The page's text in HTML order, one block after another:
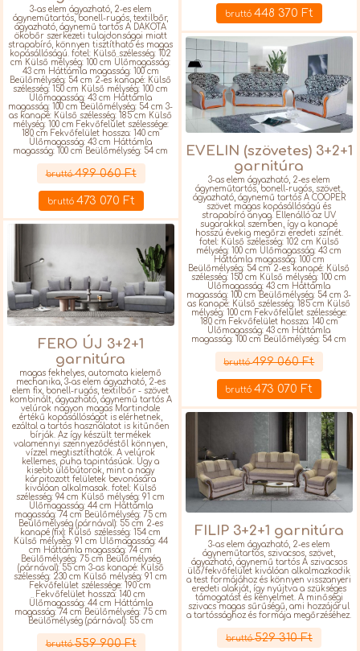
bruttó 448 370 Ft
3-as elem ágyazható, 2-es elem
ágyneműtartós, bonell-rugós, textilbőr,
ágyazható, ágynemű tartós A DAKOTA
ökobőr szerkezeti tulajdonságai miatt
strapabíró, könnyen tisztítható és magas
kopásállóságú. fotel: Külső szélesség: 102
cm Külső mélység: 100 cm Ülőmagasság:
43 cm Háttámla magasság: 100 cm
Beülőmélység: 54 cm 2-es kanapé: Külső
szélesség: 150 cm Külső mélység: 100 cm
Ülőmagasság: 43 cm Háttámla
magasság: 100 cm Beülőmélység: 54 cm 3-
as kanapé: Külső szélesség: 185 cm Külső
mélység: 100 cm Fekvőfelület szélessége:
180 cm Fekvőfelület hossza: 140 cm
Ülőmagasság: 43 cm Háttámla
magasság: 100 cm Beülőmélység: 54 cm
Részletek
bruttó499 060 Ft
bruttó 473 070 Ft
EVELIN (szövetes) 3+2+1
garnitúra
3-as elem ágyazható, 2-es elem
ágyneműtartós, bonell-rugós, szövet,
ágyazható, ágynemű tartós A COOPER
szövet magas kopásállóságú és
strapabíró anyag. Ellenálló az UV
sugarakkal szemben, így a kanapé
hosszú évekig megőrzi eredeti színét.
fotel: Külső szélesség: 102 cm Külső
mélység: 100 cm Ülőmagasság: 43 cm
Háttámla magasság: 100 cm
Beülőmélység: 54 cm 2-es kanapé: Külső
szélesség: 150 cm Külső mélység: 100 cm
Ülőmagasság: 43 cm Háttámla
magasság: 100 cm Beülőmélység: 54 cm 3-
as kanapé: Külső szélesség: 185 cm Külső
mélység: 100 cm Fekvőfelület szélessége:
180 cm Fekvőfelület hossza: 140 cm
Ülőmagasság: 43 cm Háttámla
magasság: 100 cm Beülőmélység: 54 cm
Részletek
bruttó499 060 Ft
bruttó473 070 Ft
FERO ÚJ 3+2+1
garnitúra
magas fekhelyes, automata kielemő
mechanika, 3-as elem ágyazható, 2-es
elem fix, bonell-rugós, textilbőr - szövet
kombinált, ágyazható, ágynemű tartós A
velúrok nagyon magas Martindale
értékű kopásállóságot is elérhetnek,
ezáltal a tartós használatot is kitűnően
bírják. Az így készült termékek
valamennyi szennyeződéstől könnyen,
vízzel megtisztíthatók. A velúrok
kellemes, puha tapintásúak. Úgy a
kisebb ülőbútorok, mint a nagy
kárpitozott felületek bevonására
kiválóan alkalmasak. fotel: Külső
szélesség: 94 cm Külső mélység: 91 cm
Ülőmagasság: 44 cm Háttámla
magasság: 74 cm Beülőmélység: 75 cm
Beülőmélység (párnával): 55 cm 2-es
kanapé (fix): Külső szélesség: 154 cm
Külső mélység: 91 cm Ülőmagasság: 44
cm Háttámla magasság: 74 cm
Beülőmélység: 75 cm Beülőmélység
(párnával): 55 cm 3-as kanapé: Külső
szélesség: 230 cm Külső mélység: 91 cm
Fekvőfelület szélessége: 190 cm
Fekvőfelület hossza: 140 cm
Ülőmagasság: 44 cm Háttámla
magasság: 74 cm Beülőmélység: 75 cm
Beülőmélység (párnával): 55 cm
Részletek
bruttó559 900 Ft
FILIP 3+2+1 garnitúra
3-as elem ágyazható, 2-es elem
ágyneműtartós, szivacsos, szövet,
ágyazható, ágynemű tartós A szivacsos
ülő/fekvőfelület kiválóan alkalmazkodik
a test formájához és könnyen visszanyeri
eredeti alakját, így nyújtva a szükséges
támogatást és kényelmet. A minőségi
szivacs magas sűrűségű, ami hozzájárul
a tartóssághoz és formája megőrzéséhez.
Részletek
bruttó529 310 Ft